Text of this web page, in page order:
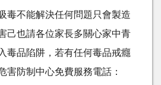
毒不能解決任何問題只會製造
己也請各位家長多關心家中青
毒品陷阱，若有任何毒品戒癮
害防制中心免費服務電話：